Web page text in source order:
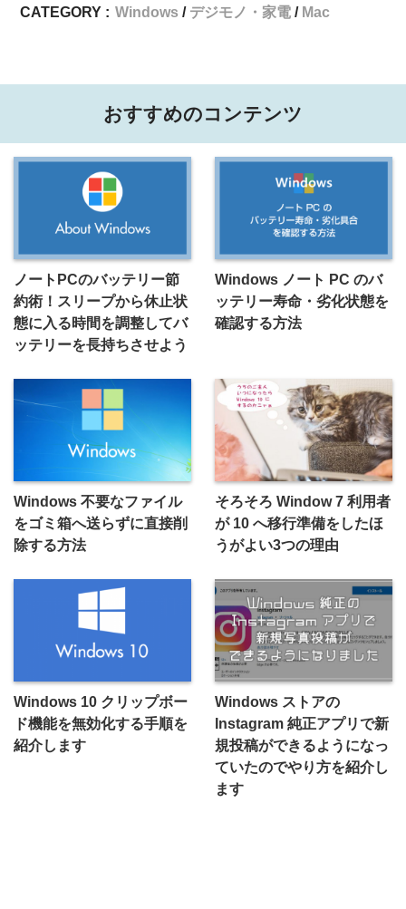
CATEGORY : Windows デジモノ・家電 Mac
おすすめのコンテンツ
ノートPCのバッテリー節
約術！スリープから休止状
態に入る時間を調整してバ
ッテリーを長持ちさせよう
Windows ノート PC のバ
ッテリー寿命・劣化状態を
確認する方法
Windows 不要なファイル
をゴミ箱へ送らずに直接削
除する方法
そろそろ Window 7 利用者
が 10 へ移行準備をしたほ
うがよい3つの理由
Windows 10 クリップボー
ド機能を無効化する手順を
紹介します
Windows ストアの
Instagram 純正アプリで新
規投稿ができるようになっ
ていたのでやり方を紹介し
ます